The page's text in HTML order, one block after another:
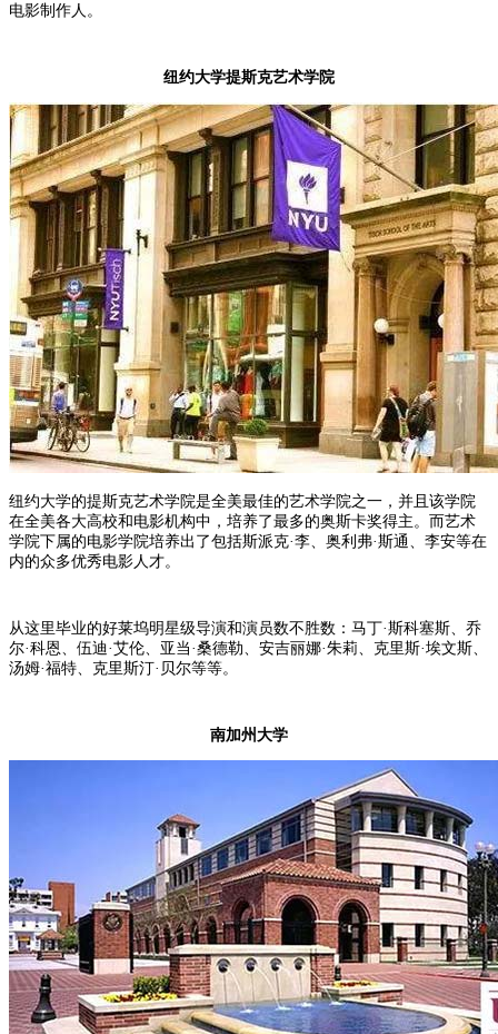
电影制作人。
纽约大学提斯克艺术学院
纽约大学的提斯克艺术学院是全美最佳的艺术学院之一，并且该学院
在全美各大高校和电影机构中，培养了最多的奥斯卡奖得主。而艺术
学院下属的电影学院培养出了包括斯派克·李、奥利弗·斯通、李安等在
内的众多优秀电影人才。
从这里毕业的好莱坞明星级导演和演员数不胜数：马丁·斯科塞斯、乔
尔·科恩、伍迪·艾伦、亚当·桑德勒、安吉丽娜·朱莉、克里斯·埃文斯、
汤姆·福特、克里斯汀·贝尔等等。
南加州大学